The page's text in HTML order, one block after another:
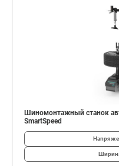
Шиномонтажный станок
SmartSpeed